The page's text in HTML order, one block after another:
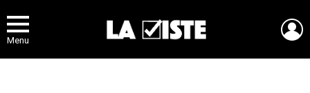
Menu